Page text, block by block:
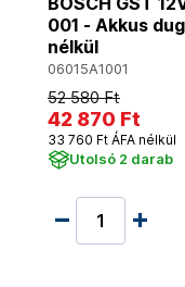
001 - Akkus
nélkül
06015A1001
52 580 Ft
42 870 Ft
33 760 Ft ÁFA nélkül
Utolsó 2 darab